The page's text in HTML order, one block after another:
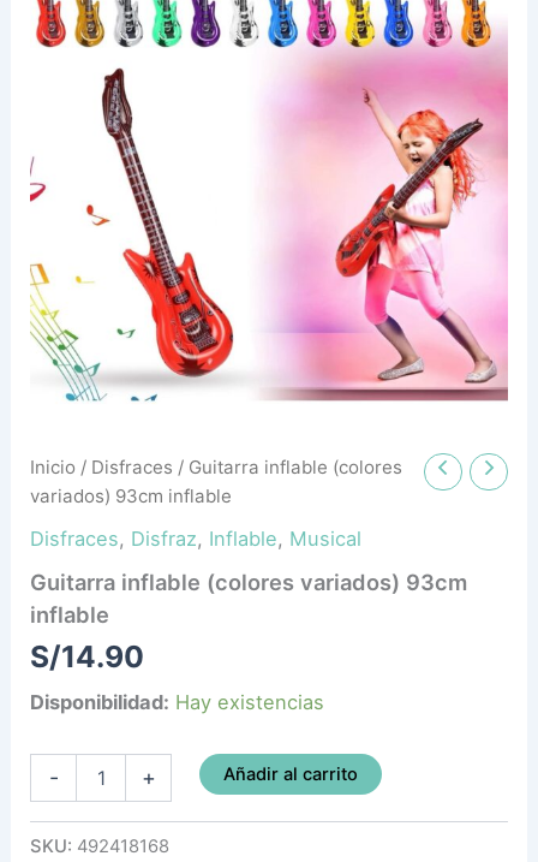
Inicio / Disfraces / Guitarra inflable (colores
variados) 93cm inflable
Disfraces, Disfraz, Inflable, Musical
Guitarra inflable (colores variados) 93cm
inflable
S/14.90
Disponibilidad: Hay existencias
-
93cm
inflable
+ Añadir al carrito
SKU: 492418168